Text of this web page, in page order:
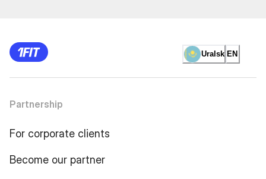
Uralsk EN
Partnership
For corporate clients
Become our partner